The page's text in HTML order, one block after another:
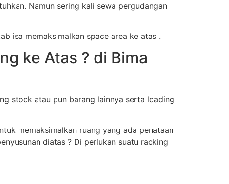
Namun sering kali sewa pergudangan
isa memaksimalkan space area ke atas .
ke Atas ? di Bima
stock atau pun barang lainnya serta loading
memaksimalkan ruang yang ada penataan
diatas ? Di perlukan suatu racking